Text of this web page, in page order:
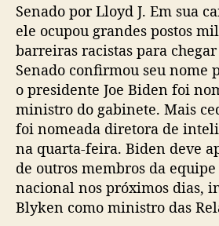
Senado por Lloyd J. Em sua
ele ocupou grandes postos
barreiras racistas para
Senado confirmou seu nome
o presidente Joe Biden foi
ministro do gabinete. Mais
foi nomeada diretora de
na quarta-feira. Biden deve
de outros membros da
nacional nos próximos dias,
Blyken como ministro das